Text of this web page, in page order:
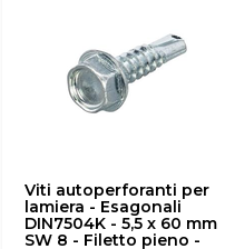
Viti autoperforanti per
lamiera - Esagonali
DIN7504K - 5,5 x 60 mm
SW 8 - Filetto pieno -